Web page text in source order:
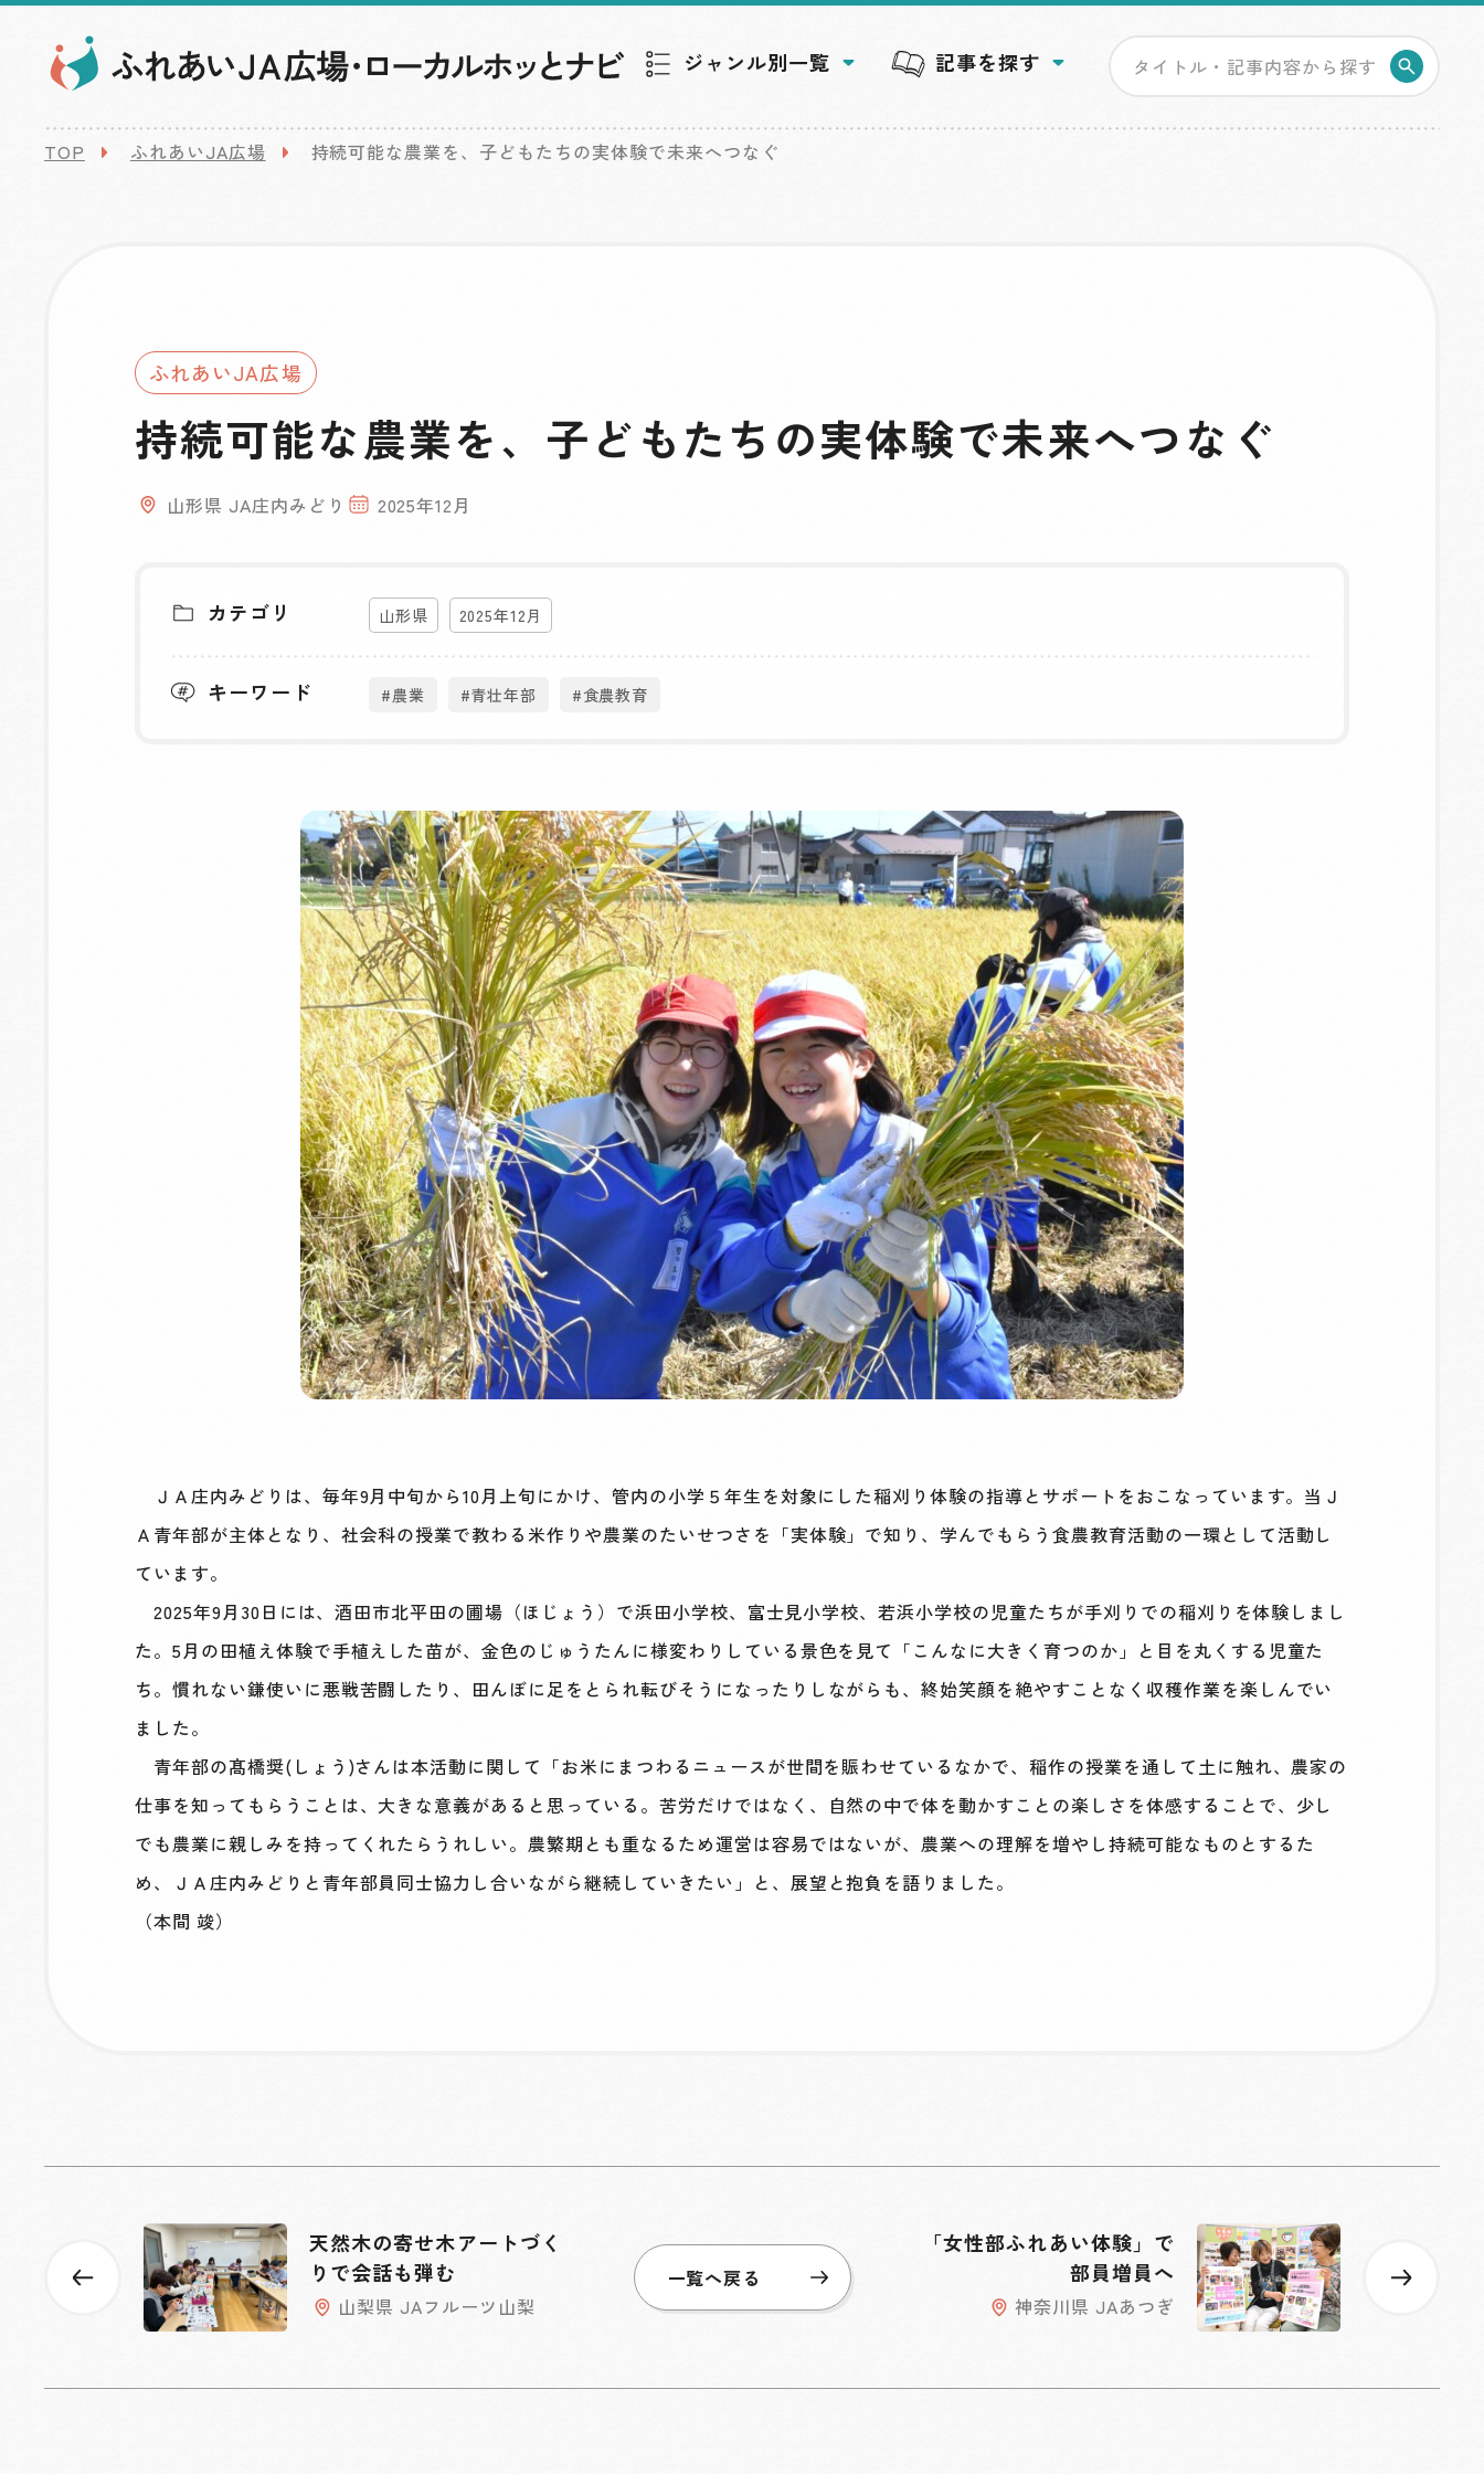
ジャンル別一覧 記事を探す
TOP ふれあいJA広場 持続可能な農業を、子どもたちの実体験で未来へつなぐ
ふれあいJA広場
持続可能な農業を、子どもたちの実体験で未来へつなぐ
山形県 JA庄内みどり 2025年12月
カテゴリ 山形県 2025年12月
キーワード #農業 #青壮年部 #食農教育
ＪＡ庄内みどりは、毎年9月中旬から10月上旬にかけ、管内の小学５年生を対象にした稲刈り体験の指導とサポートをおこなっています。当Ｊ
Ａ青年部が主体となり、社会科の授業で教わる米作りや農業のたいせつさを「実体験」で知り、学んでもらう食農教育活動の一環として活動し
ています。
2025年9月30日には、酒田市北平田の圃場（ほじょう）で浜田小学校、富士見小学校、若浜小学校の児童たちが手刈りでの稲刈りを体験しまし
た。5月の田植え体験で手植えした苗が、金色のじゅうたんに様変わりしている景色を見て「こんなに大きく育つのか」と目を丸くする児童た
ち。慣れない鎌使いに悪戦苦闘したり、田んぼに足をとられ転びそうになったりしながらも、終始笑顔を絶やすことなく収穫作業を楽しんでい
ました。
青年部の髙橋奨(しょう)さんは本活動に関して「お米にまつわるニュースが世間を賑わせているなかで、稲作の授業を通して土に触れ、農家の
仕事を知ってもらうことは、大きな意義があると思っている。苦労だけではなく、自然の中で体を動かすことの楽しさを体感することで、少し
でも農業に親しみを持ってくれたらうれしい。農繁期とも重なるため運営は容易ではないが、農業への理解を増やし持続可能なものとするた
め、ＪＡ庄内みどりと青年部員同士協力し合いながら継続していきたい」と、展望と抱負を語りました。
（本間 竣）
天然木の寄せ木アートづく
りで会話も弾む
山梨県 JAフルーツ山梨
「女性部ふれあい体験」で
部員増員へ
神奈川県 JAあつぎ
一覧へ戻る